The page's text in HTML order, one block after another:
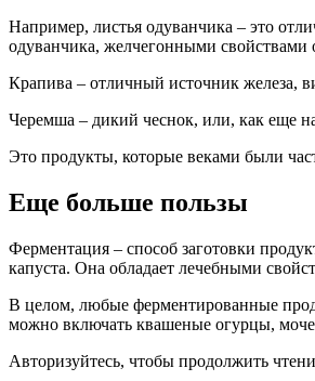
Например, листья одуванчика – это
одуванчика, желчегонными свойствами
Крапива – отличный источник железа,
Черемша – дикий чеснок, или, как еще
Это продукты, которые веками были
Еще больше пользы
Ферментация – способ заготовки
капуста. Она обладает лечебными
В целом, любые ферментированные
можно включать квашеные огурцы,
Авторизуйтесь, чтобы продолжить